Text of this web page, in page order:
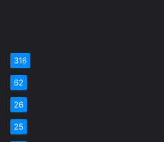
316
62
26
25